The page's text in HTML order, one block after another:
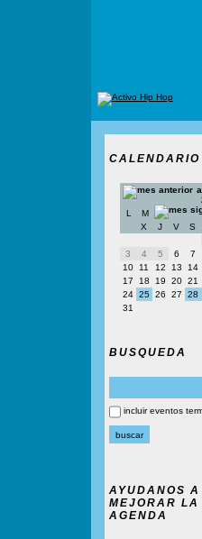
CALENDARIO
L
M
X
J V S
3
4 5 6 7
10
11 12 13 14
17
18 19 20 21
24 25 26 27 28
31
BUSQUEDA
incluir eventos
AYUDANOS A
MEJORAR LA
AGENDA